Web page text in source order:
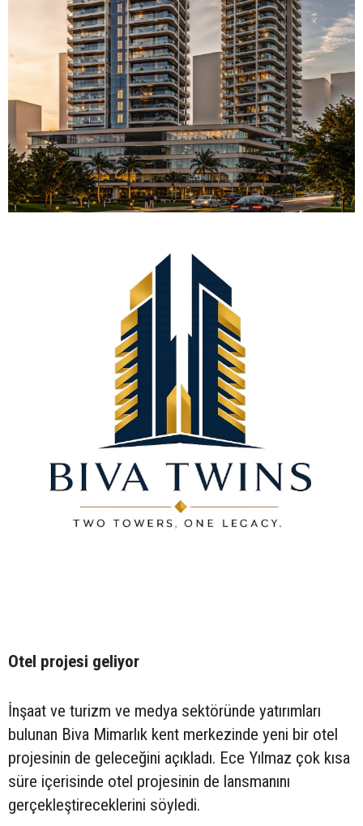
Otel projesi geliyor
İnşaat ve turizm ve medya sektöründe yatırımları
bulunan Biva Mimarlık kent merkezinde yeni bir otel
projesinin de geleceğini açıkladı. Ece Yılmaz çok kısa
süre içerisinde otel projesinin de lansmanını
gerçekleştireceklerini söyledi.